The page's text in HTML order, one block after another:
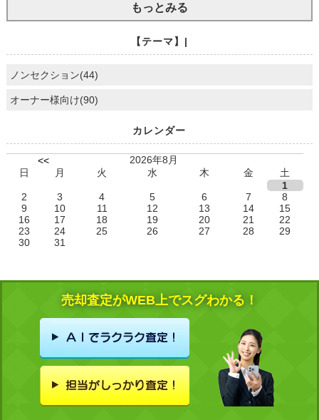
もっとみる
【テーマ】|
ノンセクション(44)
オーナー様向け(90)
カレンダー
<<
2026年8月
日
月 火 水 木 金
土
1
2
3 4 5 6 7
8
9
10 11 12 13 14
15
16
17 18 19 20 21
22
23
24 25 26 27 28
29
30
31
売却査定がWEB上でスグわかる！